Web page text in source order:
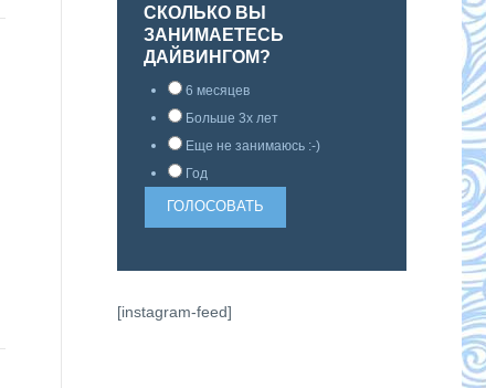
СКОЛЬКО ВЫ
ЗАНИМАЕТЕСЬ
ДАЙВИНГОМ?
6 месяцев
Больше 3х лет
Еще не занимаюсь :-)
Год
[instagram-feed]